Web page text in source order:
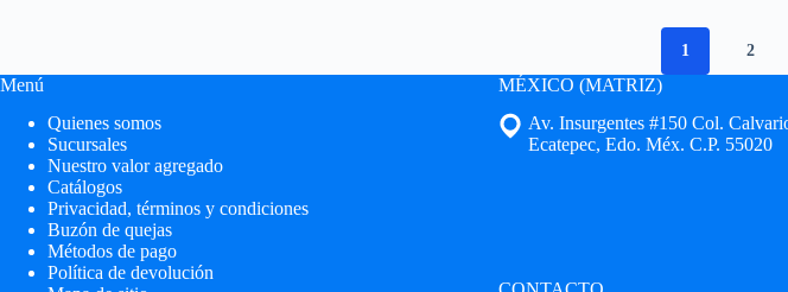
1 2
Menú
Quienes somos
Sucursales
Nuestro valor agregado
Catálogos
Privacidad, términos y condiciones
Buzón de quejas
Métodos de pago
Política de devolución
MÉXICO (MATRIZ)
Av. Insurgentes #150 Col.
Ecatepec, Edo. Méx. C.P. 55020